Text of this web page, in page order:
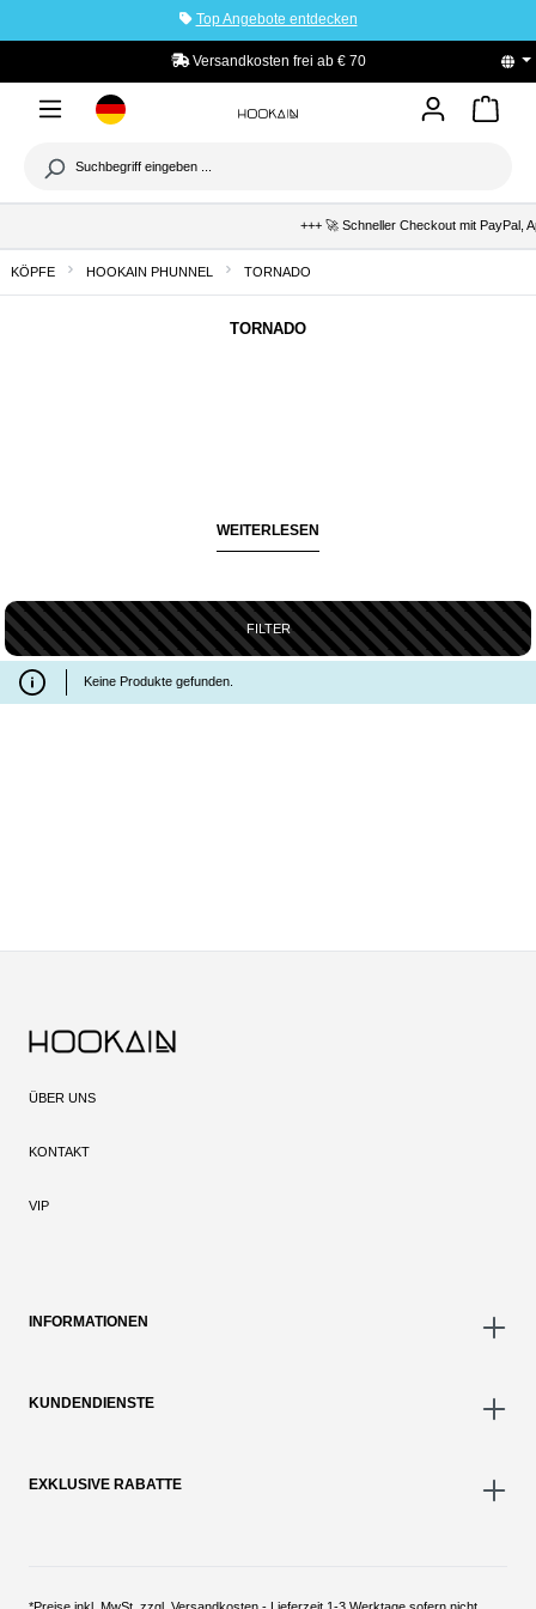
Top Angebote entdecken
Versandkosten frei ab € 70
+++ 🚀 Schneller Checkout mit PayPal,
KÖPFE HOOKAIN PHUNNEL TORNADO
TORNADO
WEITERLESEN
FILTER
Keine Produkte gefunden.
ÜBER UNS
KONTAKT
VIP
INFORMATIONEN
KUNDENDIENSTE
EXKLUSIVE RABATTE